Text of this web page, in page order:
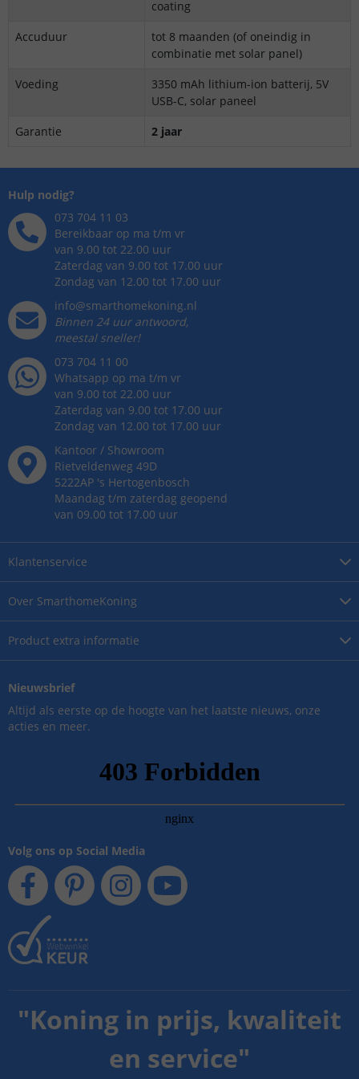
coating
Accuduur
tot 8 maanden (of oneindig in
combinatie met solar panel)
Voeding
3350 mAh lithium-ion batterij, 5V
USB-C, solar paneel
Garantie
2 jaar
Over SmarthomeKoning
Product extra informatie
Klantenservice
Hulp nodig?
073 704 11 03
Bereikbaar op ma t/m vr
van 9.00 tot 22.00 uur
Zaterdag van 9.00 tot 17.00 uur
Zondag van 12.00 tot 17.00 uur
info@smarthomekoning.nl
Binnen 24 uur antwoord,
meestal sneller!
073 704 11 00
Whatsapp op ma t/m vr
van 9.00 tot 22.00 uur
Zaterdag van 9.00 tot 17.00 uur
Zondag van 12.00 tot 17.00 uur
Kantoor / Showroom
Rietveldenweg 49D
5222AP 's Hertogenbosch
Maandag t/m zaterdag geopend
van 09.00 tot 17.00 uur
Nieuwsbrief
Altijd als eerste op de hoogte van het laatste nieuws, onze
acties en meer.
Volg ons op Social Media
"Koning in prijs, kwaliteit
en service"